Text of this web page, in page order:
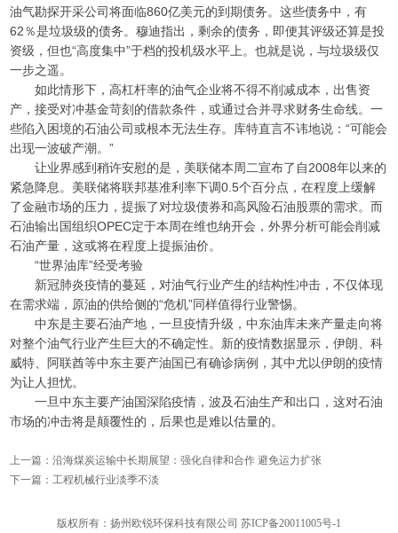
油气勘探开采公司将面临860亿美元的到期债务。这些债务中，有
62％是垃圾级的债务。穆迪指出，剩余的债务，即便其评级还算是投
资级，但也“高度集中”于档的投机级水平上。也就是说，与垃圾级仅
一步之遥。
如此情形下，高杠杆率的油气企业将不得不削减成本，出售资
产，接受对冲基金苛刻的借款条件，或通过合并寻求财务生命线。一
些陷入困境的石油公司或根本无法生存。库特直言不讳地说：“可能会
出现一波破产潮。”
让业界感到稍许安慰的是，美联储本周二宣布了自2008年以来的
紧急降息。美联储将联邦基准利率下调0.5个百分点，在程度上缓解
了金融市场的压力，提振了对垃圾债券和高风险石油股票的需求。而
石油输出国组织OPEC定于本周在维也纳开会，外界分析可能会削减
石油产量，这或将在程度上提振油价。
“世界油库”经受考验
新冠肺炎疫情的蔓延，对油气行业产生的结构性冲击，不仅体现
在需求端，原油的供给侧的“危机”同样值得行业警惕。
中东是主要石油产地，一旦疫情升级，中东油库未来产量走向将
对整个油气行业产生巨大的不确定性。新的疫情数据显示，伊朗、科
威特、阿联酋等中东主要产油国已有确诊病例，其中尤以伊朗的疫情
为让人担忧。
一旦中东主要产油国深陷疫情，波及石油生产和出口，这对石油
市场的冲击将是颠覆性的，后果也是难以估量的。
上一篇：沿海煤炭运输中长期展望：强化自律和合作 避免运力扩张
下一篇：工程机械行业淡季不淡
版权所有：扬州欧锐环保科技有限公司 苏ICP备20011005号-1